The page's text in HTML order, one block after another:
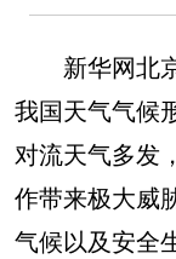
新华网北京
我国天气气候
对流天气多发
作带来极大威
气候以及安全